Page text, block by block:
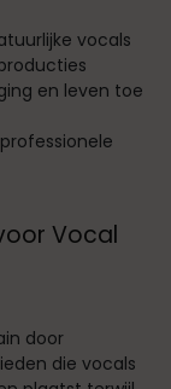
vocals
en leven toe
Vocal
door
die vocals